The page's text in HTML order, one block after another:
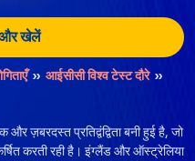
खेलें
›› आईसीसी विश्व टेस्ट दौरे ››
ज़बरदस्त प्रतिद्वंद्विता बनी हुई है, जो
करती रही है। इंग्लैंड और ऑस्ट्रेलिया